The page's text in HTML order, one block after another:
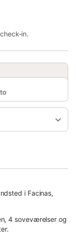
in.
i Facinas,
4 soveværelser og